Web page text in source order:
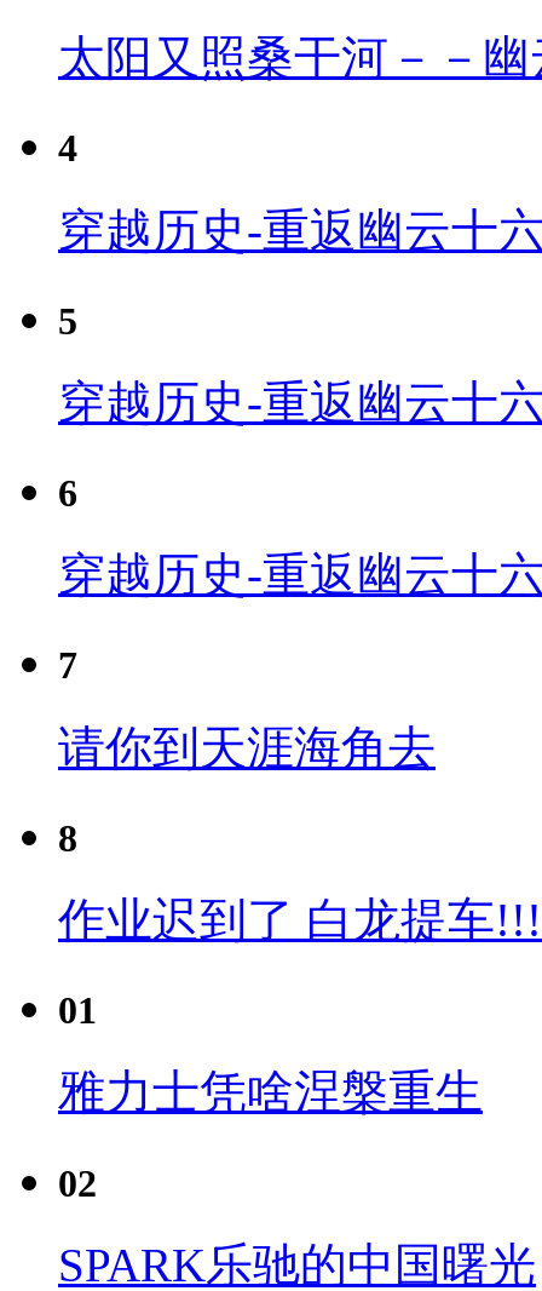
太阳又照桑干河－－
4
穿越历史-重返幽云十
5
穿越历史-重返幽云十
6
穿越历史-重返幽云十
7
请你到天涯海角去
8
作业迟到了 白龙提车
01
雅力士凭啥涅槃重生
02
SPARK乐驰的中国曙光